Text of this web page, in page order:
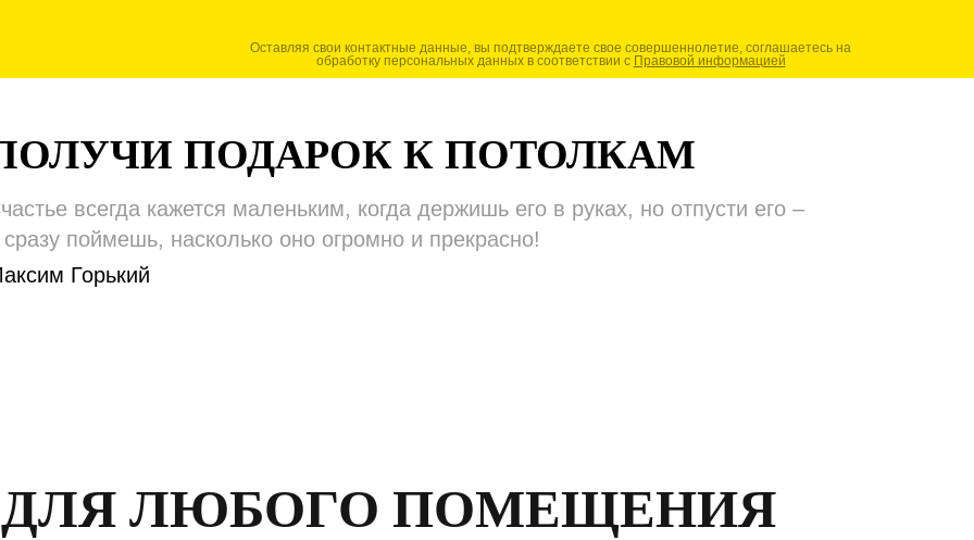
Оставляя свои контактные данные, вы подтверждаете свое совершеннолетие, соглашаетесь на
обработку персональных данных в соответствии с Правовой информацией
ПОДАРОК К ПОТОЛКАМ
всегда кажется маленьким, когда держишь его в руках, но отпусти его –
сразу поймешь, насколько оно огромно и прекрасно!
Горький
ЛЮБОГО ПОМЕЩЕНИЯ